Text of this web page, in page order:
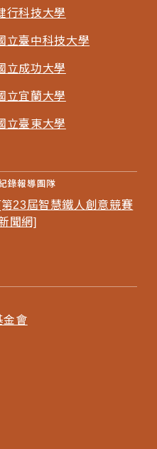
行科技大學
立臺中科技大學
立成功大學
立宜蘭大學
立臺東大學
錄報導團隊
[第23屆智慧鐵人創意競賽
聞網]
金會